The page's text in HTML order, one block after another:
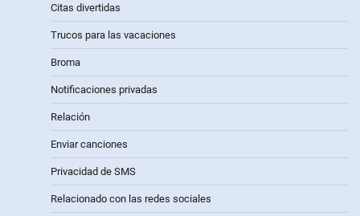
Citas divertidas
Trucos para las vacaciones
Broma
Notificaciones privadas
Relación
Enviar canciones
Privacidad de SMS
Relacionado con las redes sociales